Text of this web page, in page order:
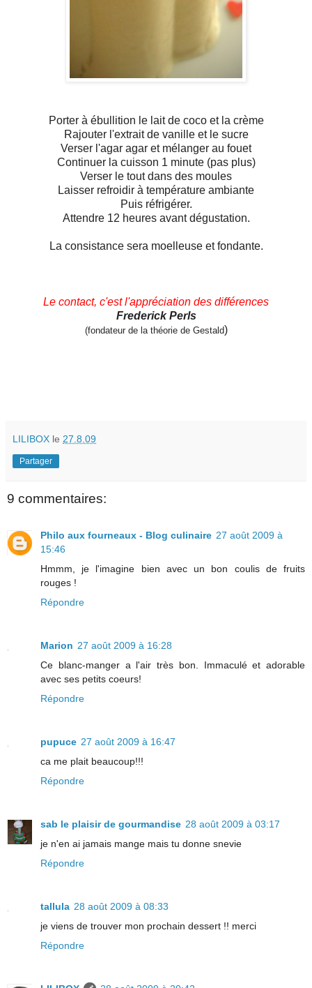
Porter à ébullition le lait de coco et la crème
Rajouter l'extrait de vanille et le sucre
Verser l'agar agar et mélanger au fouet
Continuer la cuisson 1 minute (pas plus)
Verser le tout dans des moules
Laisser refroidir à température ambiante
Puis réfrigérer.
Attendre 12 heures avant dégustation.
La consistance sera moelleuse et fondante.
Le contact, c'est l'appréciation des différences
Frederick Perls
(fondateur de la théorie de Gestald)
LILIBOX le 27.8.09
Partager
9 commentaires:
Philo aux fourneaux - Blog culinaire 27 août 2009 à
15:46
Hmmm, je l'imagine bien avec un bon coulis de fruits
rouges !
Répondre
Marion 27 août 2009 à 16:28
Ce blanc-manger a l'air très bon. Immaculé et adorable
avec ses petits coeurs!
Répondre
pupuce 27 août 2009 à 16:47
ca me plait beaucoup!!!
Répondre
sab le plaisir de gourmandise 28 août 2009 à 03:17
je n'en ai jamais mange mais tu donne snevie
Répondre
tallula 28 août 2009 à 08:33
je viens de trouver mon prochain dessert !! merci
Répondre